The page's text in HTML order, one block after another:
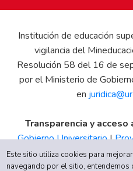
Institución de educación
vigilancia del
Resolución 58 del 16 de
por el Ministerio de
en
Transparencia y
Gobierno Universitario|
|Informe de Gestión|
Tributario|Estados
Este sitio utiliza cookies para
navegando por el sitio,